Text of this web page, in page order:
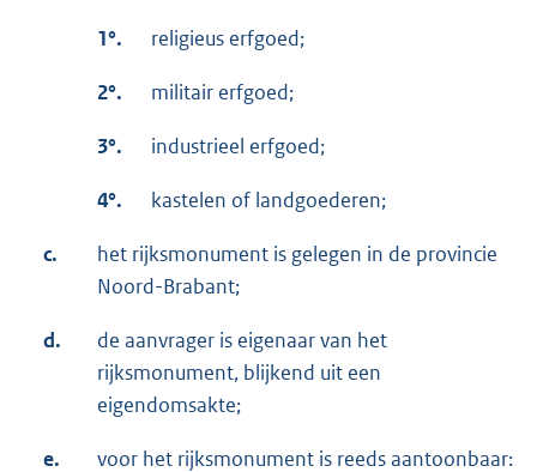
1°. religieus erfgoed;
2°. militair erfgoed;
3°. industrieel erfgoed;
4°. kastelen of landgoederen;
c.
het rijksmonument is gelegen in de provincie
Noord-Brabant;
d.
de aanvrager is eigenaar van het
rijksmonument, blijkend uit een
eigendomsakte;
e. voor het rijksmonument is reeds aantoonbaar: